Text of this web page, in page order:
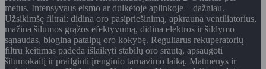
metus. Intensyvaus eismo ar dulkėtoje aplinkoje – dažniau.
Užsikimšę filtrai: didina oro pasipriešinimą, apkrauna ventiliatorius,
mažina šilumos grąžos efektyvumą, didina elektros ir šildymo
sąnaudas, blogina patalpų oro kokybę. Reguliarus rekuperatorių
filtrų keitimas padeda išlaikyti stabilų oro srautą, apsaugoti
šilumokaitį ir prailginti įrenginio tarnavimo laiką. Matmenys ir